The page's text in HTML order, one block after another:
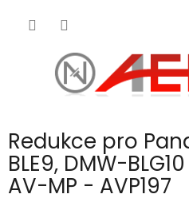
Redukce pro
BLE9, DMW-
AV-MP - AVP197